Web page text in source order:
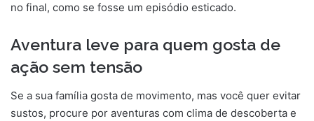
no final, como se fosse um episódio esticado.
Aventura leve para quem gosta de
ação sem tensão
Se a sua família gosta de movimento, mas você quer evitar
sustos, procure por aventuras com clima de descoberta e